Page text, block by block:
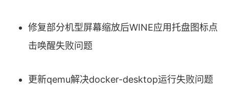
修复部分机型屏幕缩放后WINE应用托盘图标点
击唤醒失败问题
更新qemu解决docker-desktop运行失败问题